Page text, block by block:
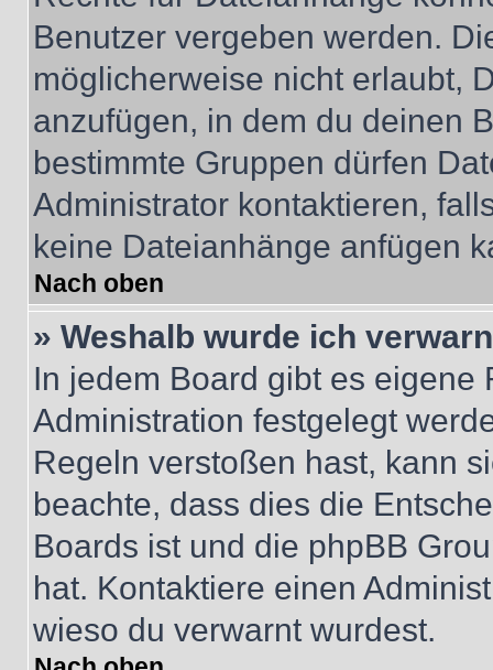
Benutzer vergeben werden.
möglicherweise nicht erlaubt,
anzufügen, in dem du deinen
bestimmte Gruppen dürfen
Administrator kontaktieren,
keine Dateianhänge anfügen
Nach oben
» Weshalb wurde ich
In jedem Board gibt es
Administration festgelegt
Regeln verstoßen hast, kann
beachte, dass dies die
Boards ist und die phpBB
hat. Kontaktiere einen
wieso du verwarnt wurdest.